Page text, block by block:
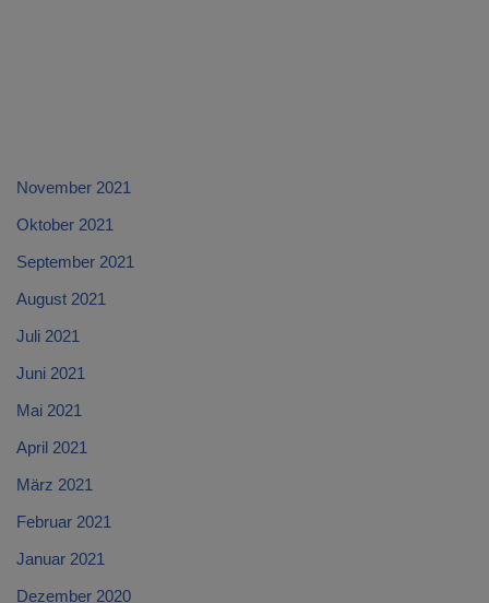
November 2021
Oktober 2021
September 2021
August 2021
Juli 2021
Juni 2021
Mai 2021
April 2021
März 2021
Februar 2021
Januar 2021
Dezember 2020